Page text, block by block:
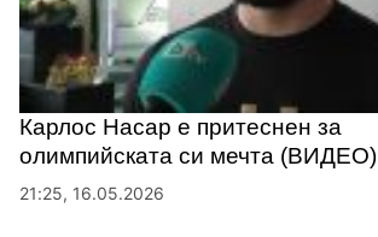
Карлос Насар е притеснен за
олимпийската си мечта (ВИДЕО)
21:25, 16.05.2026